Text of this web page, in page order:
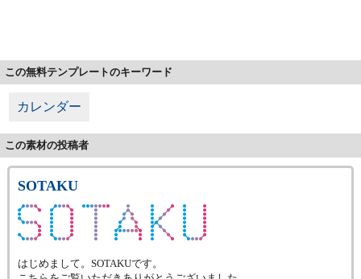
この無料テンプレートのキーワード
カレンダー
この素材の投稿者
SOTAKU
はじめまして。SOTAKUです。